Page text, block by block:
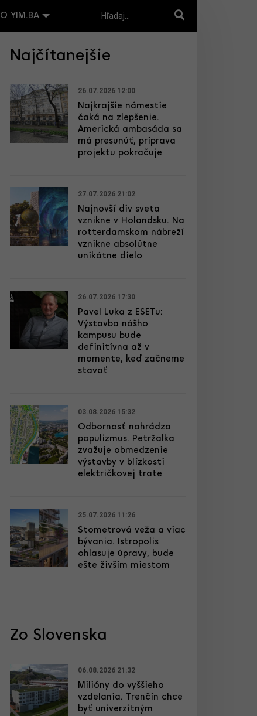
O YIM.BA
Najčítanejšie
26.07.2026 12:00
Najkrajšie námestie
čaká na zlepšenie.
Americká ambasáda sa
má presunúť, príprava
projektu pokračuje
27.07.2026 21:02
Najnovší div sveta
vznikne v Holandsku. Na
rotterdamskom nábreží
vznikne absolútne
unikátne dielo
26.07.2026 17:30
Pavel Luka z ESETu:
Výstavba nášho
kampusu bude
definitívna až v
momente, keď začneme
stavať
03.08.2026 15:32
Odbornosť nahrádza
populizmus. Petržalka
zvažuje obmedzenie
výstavby v blízkosti
električkovej trate
25.07.2026 11:26
Stometrová veža a viac
bývania. Istropolis
ohlasuje úpravy, bude
ešte živším miestom
Zo Slovenska
06.08.2026 21:32
Milióny do vyššieho
vzdelania. Trenčín chce
byť univerzitným